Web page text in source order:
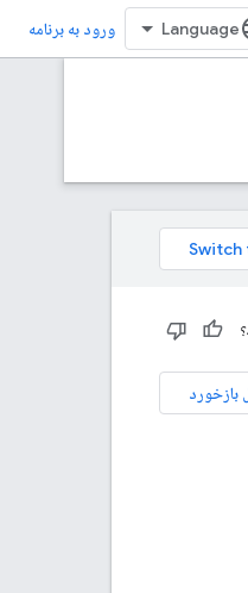
ورود به برنامه
بازخورد